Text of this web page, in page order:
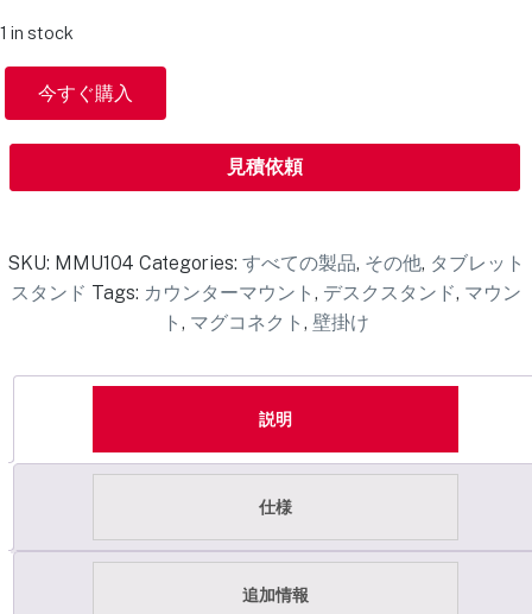
1 in stock
今すぐ購入
見積依頼
SKU: MMU104 Categories: すべての製品, その他, タブレット
スタンド Tags: カウンターマウント , デスクスタンド, マウン
ト , マグコネクト , 壁掛け
説明
仕様
追加情報